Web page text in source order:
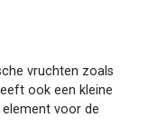
vruchten zoals
ook een kleine
element voor de